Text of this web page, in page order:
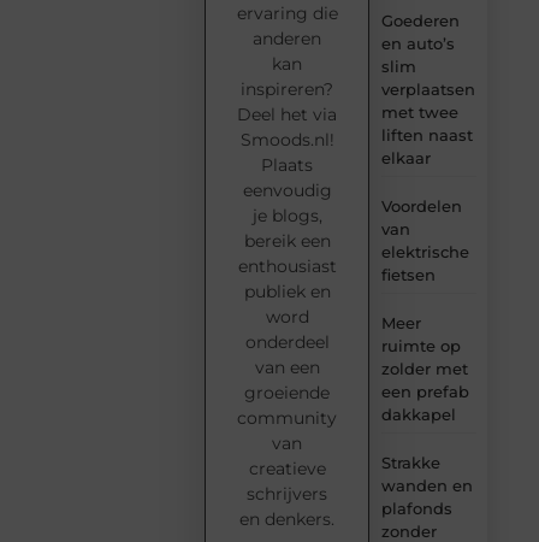
Goederen
en auto’s
slim
verplaatsen
met twee
liften naast
elkaar
Voordelen
van
elektrische
fietsen
Meer
ruimte op
zolder met
een prefab
dakkapel
Strakke
wanden en
plafonds
zonder
ervaring die
anderen
kan
inspireren?
Deel het via
Smoods.nl!
Plaats
eenvoudig
je blogs,
bereik een
enthousiast
publiek en
word
onderdeel
van een
groeiende
community
van
creatieve
schrijvers
en denkers.